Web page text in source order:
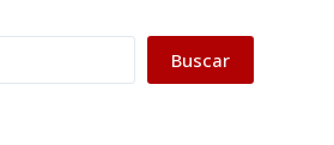
Buscar